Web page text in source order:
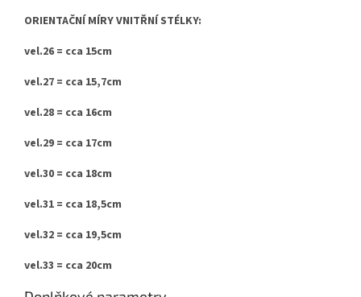
ORIENTAČNÍ MÍRY VNITŘNÍ STÉLKY:
vel.26 = cca 15cm
vel.27 = cca 15,7cm
vel.28 = cca 16cm
vel.29 = cca 17cm
vel.30 = cca 18cm
vel.31 = cca 18,5cm
vel.32 = cca 19,5cm
vel.33 = cca 20cm